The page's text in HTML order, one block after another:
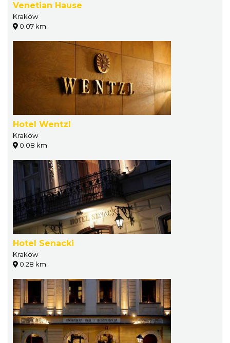
Venetian Hause
Kraków
0.07 km
Hotel Wentzl
Kraków
0.08 km
Hotel Senacki
Kraków
0.28 km